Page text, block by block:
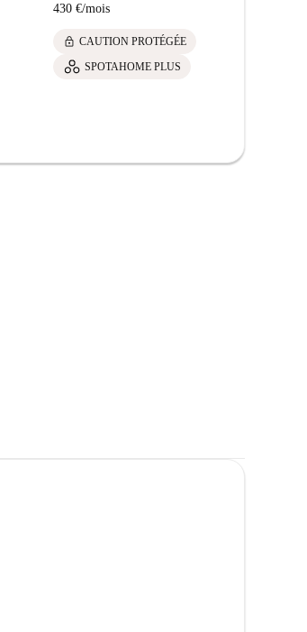
430 €/mois
lock CAUTION PROTÉGÉE
SPOTAHOME PLUS